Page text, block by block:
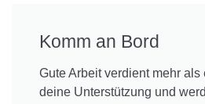
Komm an Bord
Gute Arbeit verdient mehr
deine Unterstützung und